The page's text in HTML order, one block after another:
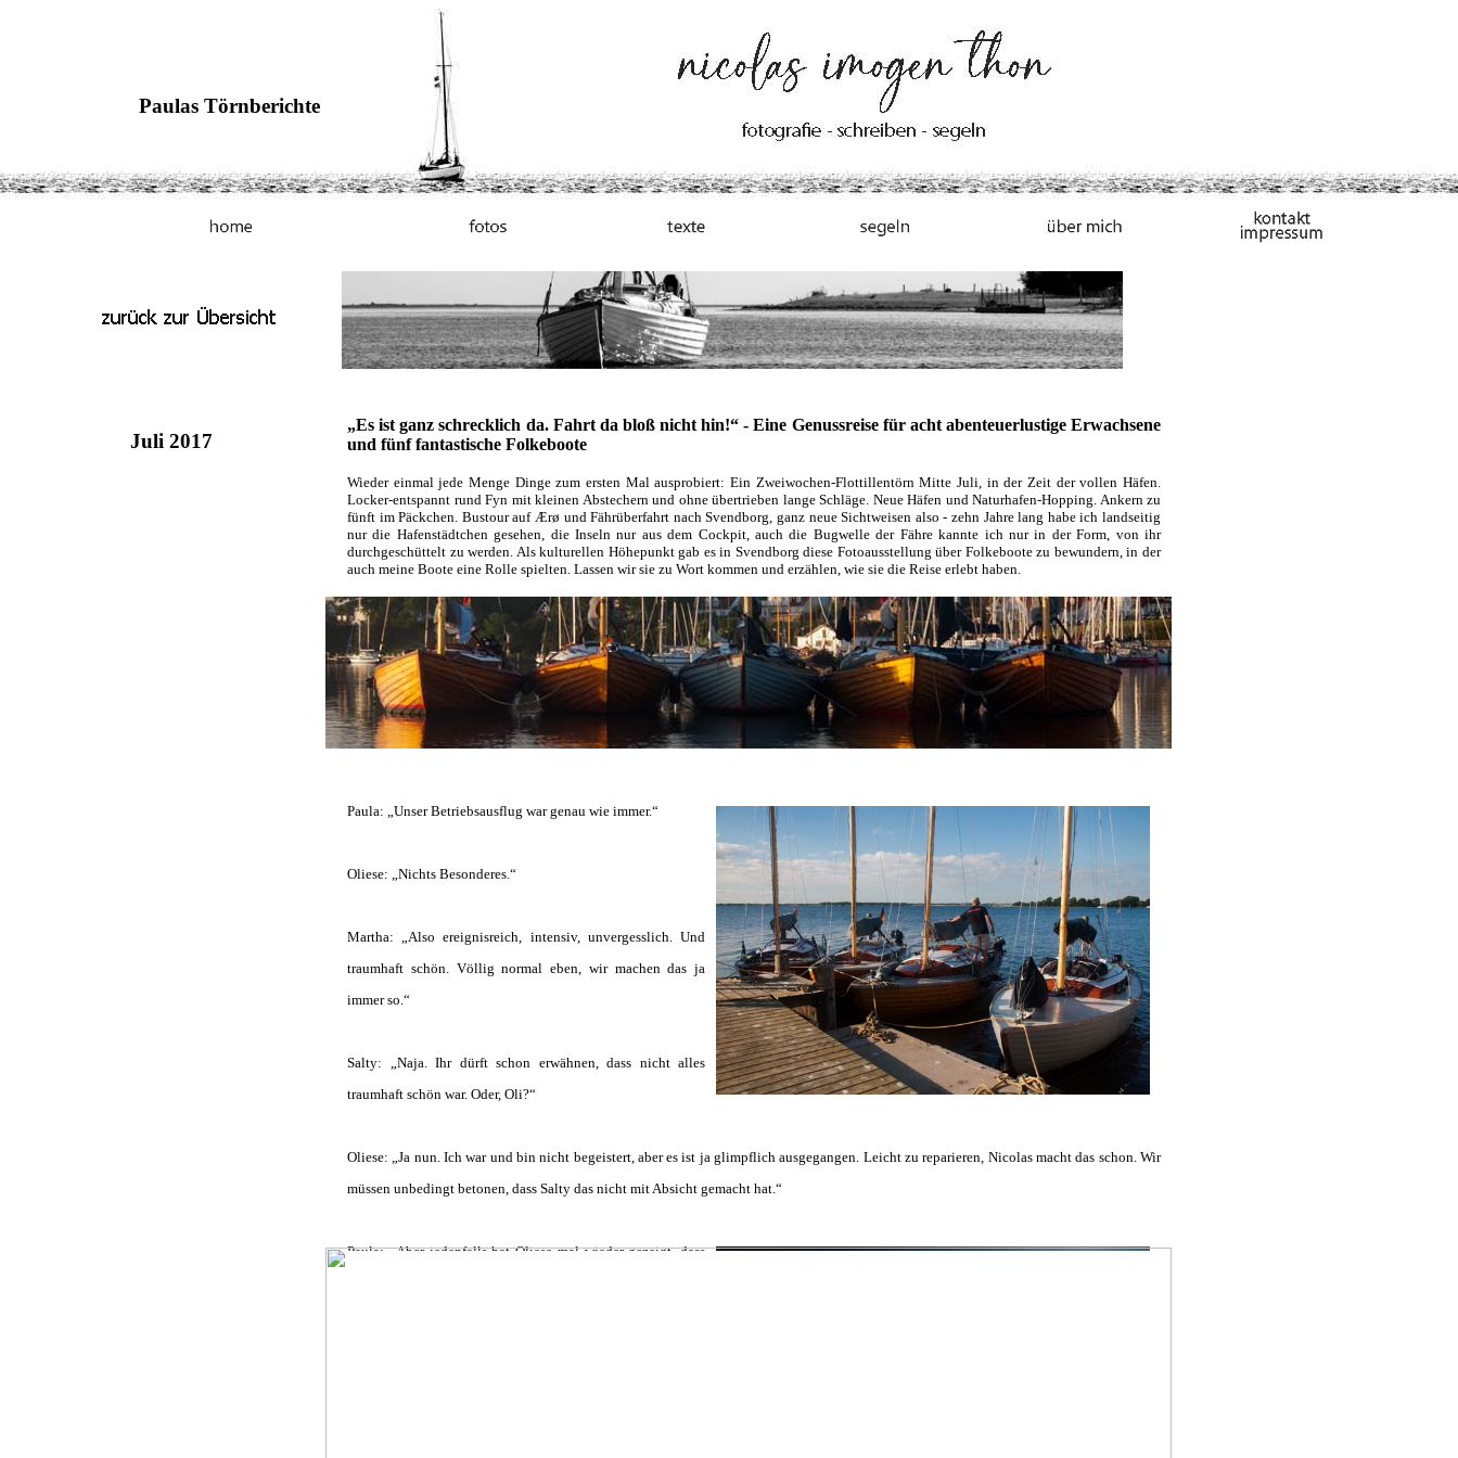
Paulas Törnberichte
„Es ist ganz schrecklich da. Fahrt da bloß nicht hin!“ - Eine Genussreise für acht abenteuerlustige Erwachsene
und fünf fantastische Folkeboote
Wieder einmal jede Menge Dinge zum ersten Mal ausprobiert: Ein Zweiwochen-Flottillentörn Mitte Juli, in der Zeit der vollen Häfen.
Locker-entspannt rund Fyn mit kleinen Abstechern und ohne übertrieben lange Schläge. Neue Häfen und Naturhafen-Hopping. Ankern zu
fünft im Päckchen. Bustour auf Ærø und Fährüberfahrt nach Svendborg, ganz neue Sichtweisen also - zehn Jahre lang habe ich landseitig
nur die Hafenstädtchen gesehen, die Inseln nur aus dem Cockpit, auch die Bugwelle der Fähre kannte ich nur in der Form, von ihr
durchgeschüttelt zu werden. Als kulturellen Höhepunkt gab es in Svendborg diese Fotoausstellung über Folkeboote zu bewundern, in der
auch meine Boote eine Rolle spielten. Lassen wir sie zu Wort kommen und erzählen, wie sie die Reise erlebt haben.
Juli 2017
Paula: „Unser Betriebsausflug war genau wie immer.“
Oliese: „Nichts Besonderes.“
Martha: „Also ereignisreich, intensiv, unvergesslich. Und
traumhaft schön. Völlig normal eben, wir machen das ja
immer so.“
Salty: „Naja. Ihr dürft schon erwähnen, dass nicht alles
traumhaft schön war. Oder, Oli?“
Oliese: „Ja nun. Ich war und bin nicht begeistert, aber es ist ja glimpflich ausgegangen. Leicht zu reparieren, Nicolas macht das schon. Wir
müssen unbedingt betonen, dass Salty das nicht mit Absicht gemacht hat.“
Paula: „Aber jedenfalls hat Oliese mal wieder gezeigt, dass